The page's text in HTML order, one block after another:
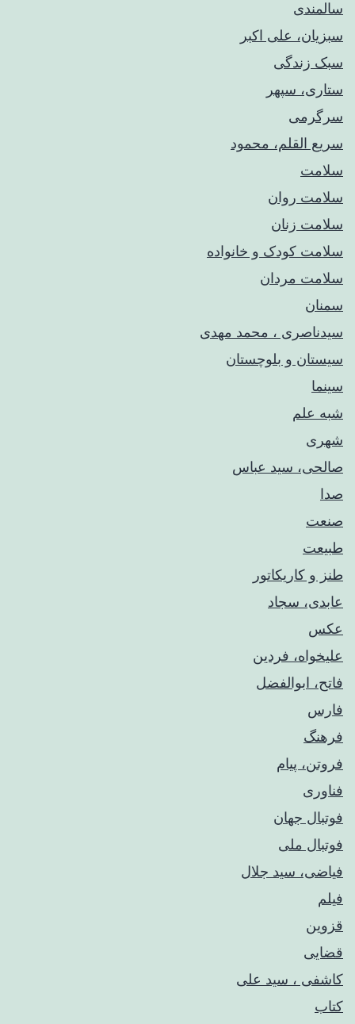
سالمندی
سبزیان، علی اکبر
سبک زندگی
ستاری، سپهر
سرگرمی
سریع القلم، محمود
سلامت
سلامت روان
سلامت زنان
سلامت کودک‌ و خانواده
سلامت مردان
سمنان
سیدناصری ، محمد مهدی
سیستان و بلوچستان
سینما
شبه علم
شهری
صالحی، سید عباس
صدا
صنعت
طبیعت
طنز و کاریکاتور
عابدی، سجاد
عکس
علیخواه، فردین
فاتح، ابوالفضل
فارس
فرهنگ
فروتن، پیام
فناوری
فوتبال جهان
فوتبال ملی
فیاضی، سید جلال
فیلم
قزوین
قضایی
کاشفی ، سید علی
کتاب